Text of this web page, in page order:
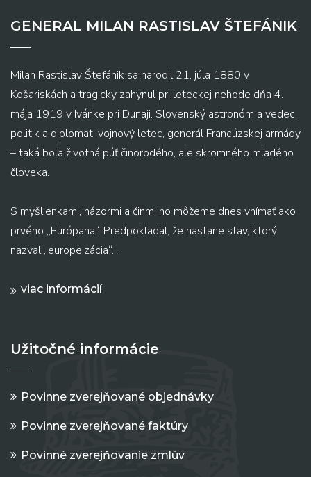
GENERAL MILAN RASTISLAV ŠTEFÁNIK
Milan Rastislav Štefánik sa narodil 21. júla 1880 v
Košariskách a tragicky zahynul pri leteckej nehode dňa 4.
mája 1919 v Ivánke pri Dunaji. Slovenský astronóm a vedec,
politik a diplomat, vojnový letec, generál Francúzskej armády
– taká bola životná púť činorodého, ale skromného mladého
človeka.
S myšlienkami, názormi a činmi ho môžeme dnes vnímať ako
prvého „Európana“. Predpokladal, že nastane stav, ktorý
nazval „europeizácia“...
viac informácií
Užitočné informácie
Povinne zverejňované objednávky
Povinne zverejňované faktúry
Povinné zverejňovanie zmlúv